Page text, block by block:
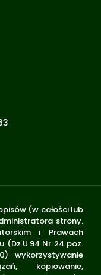
(w całości lub
strony.
i Prawach
(Dz.U.94 Nr 24 poz.
wykorzystywanie
kopiowanie,